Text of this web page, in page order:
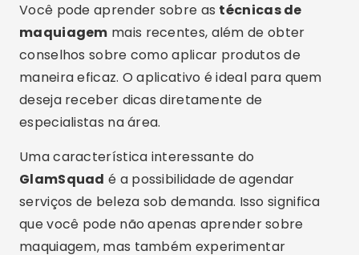
Você pode aprender sobre as técnicas de
maquiagem mais recentes, além de obter
conselhos sobre como aplicar produtos de
maneira eficaz. O aplicativo é ideal para quem
deseja receber dicas diretamente de
especialistas na área.
Uma característica interessante do
GlamSquad é a possibilidade de agendar
serviços de beleza sob demanda. Isso significa
que você pode não apenas aprender sobre
maquiagem, mas também experimentar